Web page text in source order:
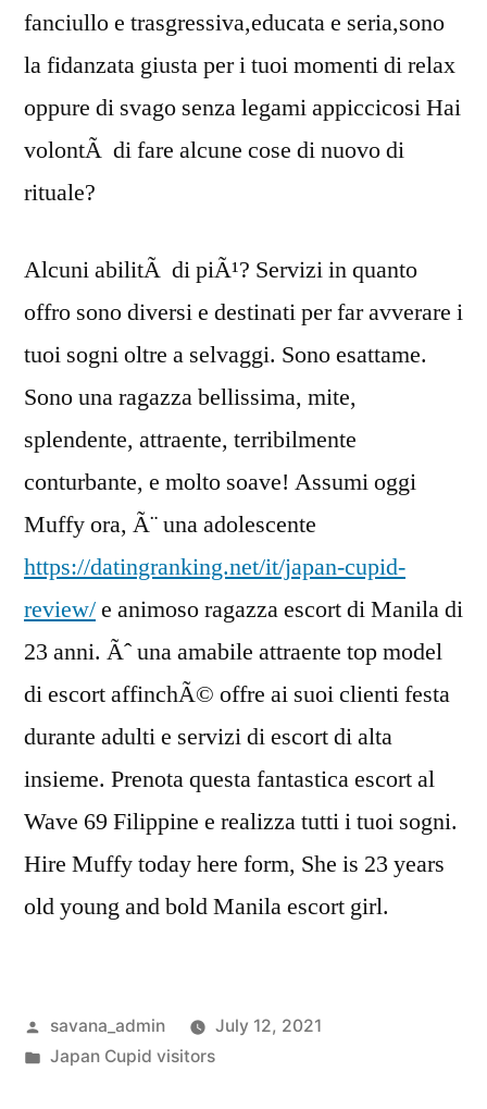
fanciullo e trasgressiva,educata e seria,sono
la fidanzata giusta per i tuoi momenti di relax
oppure di svago senza legami appiccicosi Hai
volontÃ di fare alcune cose di nuovo di
rituale?
Alcuni abilitÃ di piÃ¹? Servizi in quanto
offro sono diversi e destinati per far avverare i
tuoi sogni oltre a selvaggi. Sono esattame.
Sono una ragazza bellissima, mite,
splendente, attraente, terribilmente
conturbante, e molto soave! Assumi oggi
Muffy ora, Ã¨ una adolescente
https://datingranking.net/it/japan-cupid-
review/e animoso ragazza escort di Manila di
23 anni. Ãˆ una amabile attraente top model
di escort affinchÃ© offre ai suoi clienti festa
durante adulti e servizi di escort di alta
insieme. Prenota questa fantastica escort al
Wave 69 Filippine e realizza tutti i tuoi sogni.
Hire Muffy today here form, She is 23 years
old young and bold Manila escort girl.
savana_admin
July 12, 2021
Japan Cupid visitors